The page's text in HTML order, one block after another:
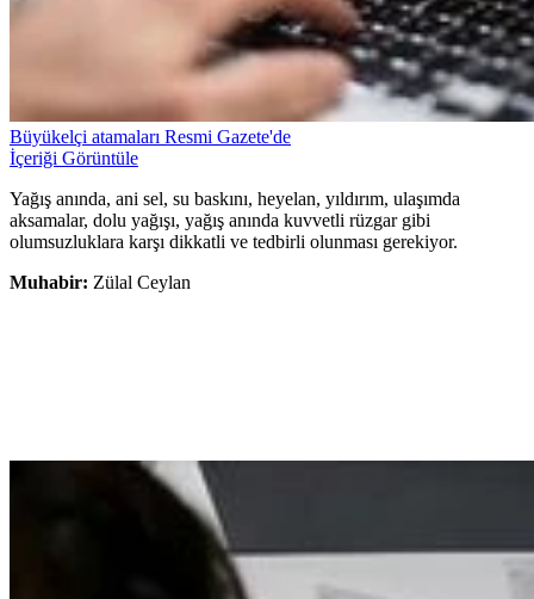
Büyükelçi atamaları Resmi Gazete'de
İçeriği Görüntüle
Yağış anında, ani sel, su baskını, heyelan, yıldırım, ulaşımda
aksamalar, dolu yağışı, yağış anında kuvvetli rüzgar gibi
olumsuzluklara karşı dikkatli ve tedbirli olunması gerekiyor.
Muhabir: Zülal Ceylan